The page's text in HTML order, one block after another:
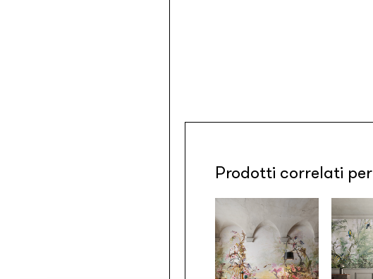
Prodotti correlati per